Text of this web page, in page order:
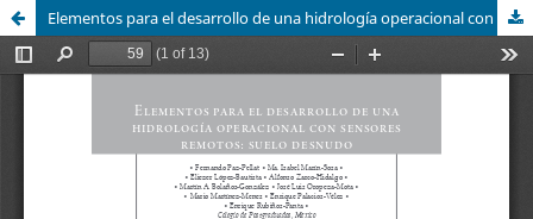
Elementos para el desarrollo de una hidrología operacional con sensores remotos: suelo desnudo